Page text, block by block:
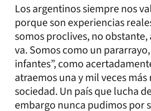
Los argentinos siempre nos
porque son experiencias
somos proclives, no
va. Somos como un
infantes”, como
atraemos una y mil veces
sociedad. Un país que lucha
embargo nunca pudimos por